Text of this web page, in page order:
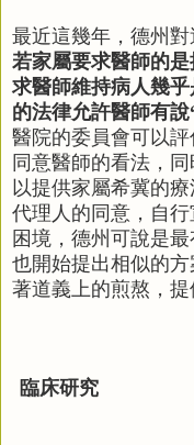
最近這幾年，德州對
若家屬要求醫師的
求醫師維持病人幾
的法律允許醫師有說
醫院的委員會可以
同意醫師的看法，
以提供家屬希冀的
代理人的同意，自
困境，德州可說是
也開始提出相似的
著道義上的煎熬，提
臨床研究